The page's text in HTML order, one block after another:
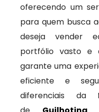
oferecendo um
para quem busca
deseja vender
portfólio vasto e
garante uma
eficiente e
diferenciais